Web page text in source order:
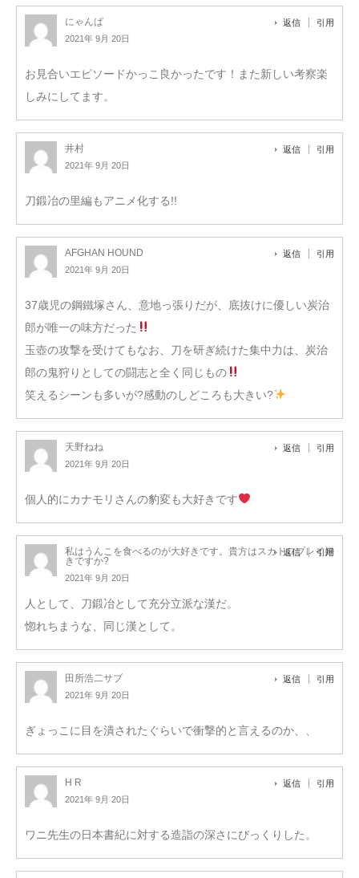
にゃんぱ
2021年 9月 20日
返信 引用
お見合いエピソードかっこ良かったです！また新しい考察楽
しみにしてます。
井村
2021年 9月 20日
返信 引用
刀鍛冶の里編もアニメ化する!!
AFGHAN HOUND
2021年 9月 20日
返信 引用
37歳児の鋼鐵塚さん、意地っ張りだが、底抜けに優しい炭治
郎が唯一の味方だった
玉壺の攻撃を受けてもなお、刀を研ぎ続けた集中力は、炭治
郎の鬼狩りとしての闘志と全く同じもの
笑えるシーンも多いが?感動のしどころも大きい?
天野ねね
2021年 9月 20日
返信 引用
個人的にカナモリさんの豹変も大好きです
私はうんこを食べるのが大好きです。貴方はスカトロプレイ好
きですか?
2021年 9月 20日
返信 引用
人として、刀鍛冶として充分立派な漢だ。
惚れちまうな、同じ漢として。
田所浩二サブ
2021年 9月 20日
返信 引用
ぎょっこに目を潰されたぐらいで衝撃的と言えるのか、、
H R
2021年 9月 20日
返信 引用
ワニ先生の日本書紀に対する造詣の深さにびっくりした。